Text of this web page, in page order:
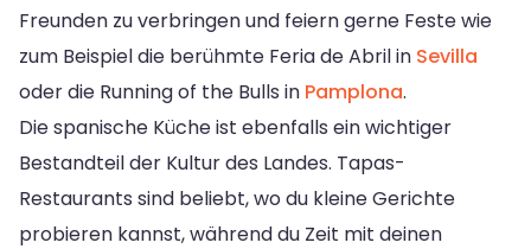
Freunden zu verbringen und feiern gerne Feste wie
zum Beispiel die berühmte Feria de Abril in Sevilla
oder die Running of the Bulls in Pamplona.
Die spanische Küche ist ebenfalls ein wichtiger
Bestandteil der Kultur des Landes. Tapas-
Restaurants sind beliebt, wo du kleine Gerichte
probieren kannst, während du Zeit mit deinen